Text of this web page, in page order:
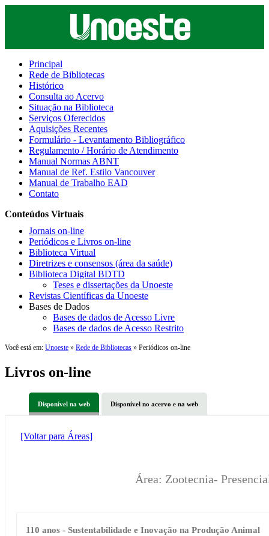
Principal
Rede de Bibliotecas
Histórico
Consulta ao Acervo
Situação na Biblioteca
Serviços Oferecidos
Aquisições Recentes
Formulário - Levantamento Bibliográfico
Regulamento / Horário de Atendimento
Manual Normas ABNT
Manual de Ref. Estilo Vancouver
Manual de Trabalho EAD
Contato
Conteúdos Virtuais
Jornais on-line
Periódicos e Livros on-line
Biblioteca Virtual
Diretrizes e consensos (área da saúde)
Biblioteca Digital BDTD
Teses e dissertações da Unoeste
Revistas Científicas da Unoeste
Bases de Dados
Bases de dados de Acesso Livre
Bases de dados de Acesso Restrito
Você está em: Unoeste » Rede de Bibliotecas » Periódicos on-line
Livros on-line
Disponível na web Disponível no acervo e na web
[Voltar para Áreas]
Área: Zootecnia-
110 anos - Sustentabilidade e Inovação na Produção Animal